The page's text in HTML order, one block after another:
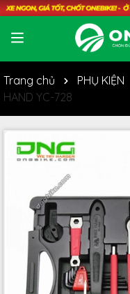
Trang chủ PHỤ KIỆN
HAND YC-728